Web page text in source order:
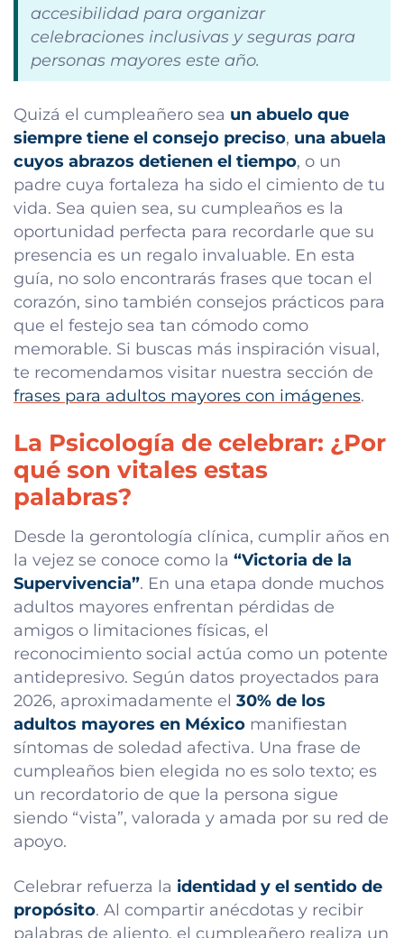
accesibilidad para organizar
celebraciones inclusivas y seguras para
personas mayores este año.
Quizá el cumpleañero sea un abuelo que
siempre tiene el consejo preciso, una abuela
cuyos abrazos detienen el tiempo, o un
padre cuya fortaleza ha sido el cimiento de tu
vida. Sea quien sea, su cumpleaños es la
oportunidad perfecta para recordarle que su
presencia es un regalo invaluable. En esta
guía, no solo encontrarás frases que tocan el
corazón, sino también consejos prácticos para
que el festejo sea tan cómodo como
memorable. Si buscas más inspiración visual,
te recomendamos visitar nuestra sección de
frases para adultos mayores con imágenes.
La Psicología de celebrar: ¿Por
qué son vitales estas
palabras?
Desde la gerontología clínica, cumplir años en
la vejez se conoce como la “Victoria de la
Supervivencia”. En una etapa donde muchos
adultos mayores enfrentan pérdidas de
amigos o limitaciones físicas, el
reconocimiento social actúa como un potente
antidepresivo. Según datos proyectados para
2026, aproximadamente el 30% de los
adultos mayores en México manifiestan
síntomas de soledad afectiva. Una frase de
cumpleaños bien elegida no es solo texto; es
un recordatorio de que la persona sigue
siendo “vista”, valorada y amada por su red de
apoyo.
Celebrar refuerza la identidad y el sentido de
propósito. Al compartir anécdotas y recibir
palabras de aliento, el cumpleañero realiza un